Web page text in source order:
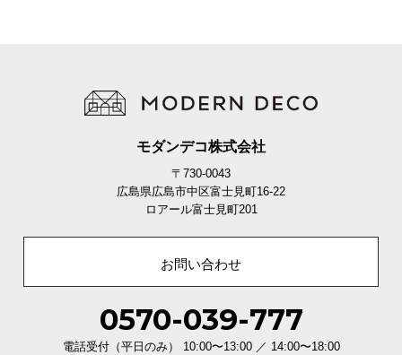
モダンデコ株式会社
〒730-0043
広島県広島市中区富士見町16-22
ロアール富士見町201
お問い合わせ
0570-039-777
電話受付（平日のみ） 10:00〜13:00 ／ 14:00〜18:00